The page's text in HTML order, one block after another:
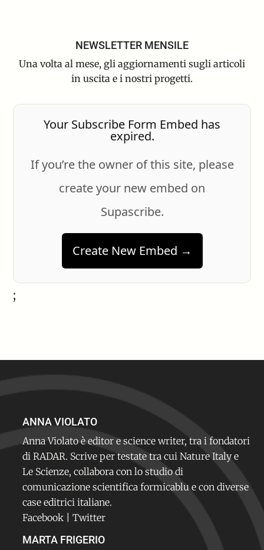
NEWSLETTER MENSILE
Una volta al mese, gli aggiornamenti sugli articoli
in uscita e i nostri progetti.
Your Subscribe Form Embed has
expired.
If you’re the owner of this site, please
create your new embed on
Supascribe.
Create New Embed →
;
ANNA VIOLATO
Anna Violato è editor e science writer, tra i fondatori
di RADAR. Scrive per testate tra cui Nature Italy e
Le Scienze, collabora con lo studio di
comunicazione scientifica formicablu e con diverse
case editrici italiane.
Facebook |Twitter
MARTA FRIGERIO